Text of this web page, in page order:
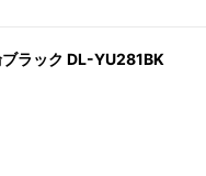
ラック DL-YU281BK